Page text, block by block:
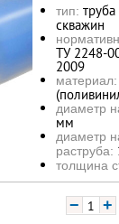
тип:
скважин
ТУ 2248-
2009
материал:
диаметр
мм
диаметр
раструба:
толщина
− +